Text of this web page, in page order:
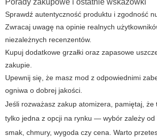
Sprawdź autentyczność produktu i zgodność
Zwracaj uwagę na opinie realnych
niezależnych recenzentów.
Kupuj dodatkowe grzałki oraz zapasowe
zakupie.
Upewnij się, że masz mod z odpowiednimi
ogniwa o dobrej jakości.
Jeśli rozważasz zakup atomizera, pamiętaj, że
tylko jedna z opcji na rynku — wybór zależy od
smak, chmury, wygoda czy cena. Warto